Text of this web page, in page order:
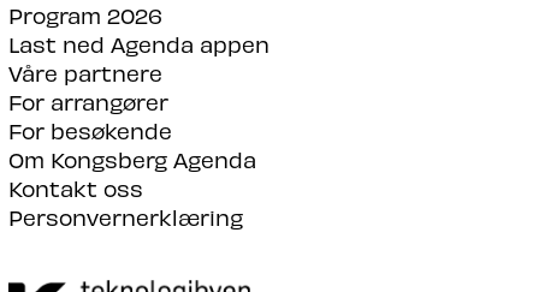
Program 2026
Last ned Agenda appen
Våre partnere
For arrangører
For besøkende
Om Kongsberg Agenda
Kontakt oss
Personvernerklæring